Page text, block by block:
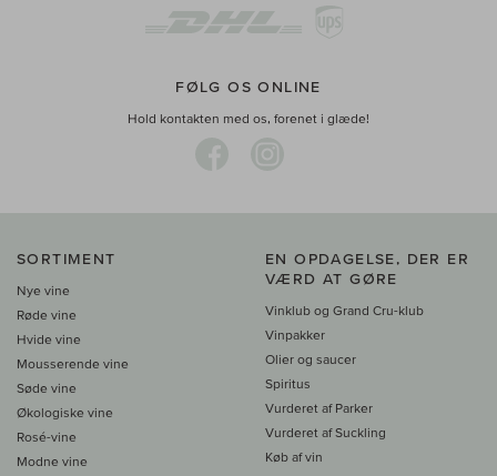
FØLG OS ONLINE
Hold kontakten med os, forenet i glæde!
SORTIMENT
Nye vine
Røde vine
Hvide vine
Mousserende vine
Søde vine
Økologiske vine
Rosé-vine
Modne vine
EN OPDAGELSE, DER ER
VÆRD AT GØRE
Vinklub og Grand Cru-klub
Vinpakker
Olier og saucer
Spiritus
Vurderet af Parker
Vurderet af Suckling
Køb af vin